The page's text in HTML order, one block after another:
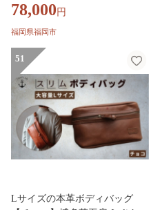
78,000 円
福岡県福岡市
51
Lサイズの本革ボディバッグ